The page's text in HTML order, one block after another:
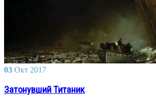
03 Окт 2017
Затонувший Титаник